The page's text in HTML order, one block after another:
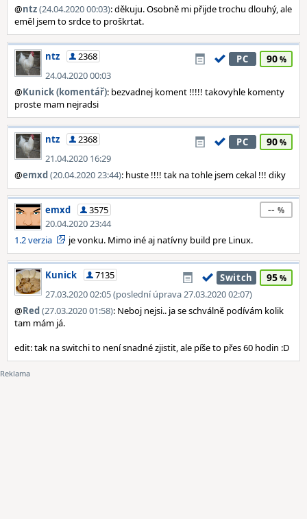
@ntz(24.04.2020 00:03): děkuju. Osobně mi přijde trochu dlouhý, ale
eměl jsem to srdce to proškrtat.
ntz
2368
24.04.2020 00:03
PC 90
@Kunick (komentář): bezvadnej koment !!!!! takovyhle komenty
proste mam nejradsi
ntz
2368
21.04.2020 16:29
PC 90
@emxd(20.04.2020 23:44): huste !!!! tak na tohle jsem cekal !!! diky
emxd
3575
20.04.2020 23:44
--
1.2 verzia je vonku. Mimo iné aj natívny build pre Linux.
Kunick
7135
27.03.2020 02:05 (poslední úprava 27.03.2020 02:07)
Switch 95
@Red(27.03.2020 01:58): Neboj nejsi.. ja se schválně podívám kolik
tam mám já.
edit: tak na switchi to není snadné zjistit, ale píše to přes 60 hodin :D